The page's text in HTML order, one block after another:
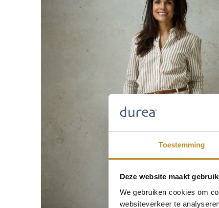
Toestemming
Deze website maakt
We gebruiken cookies om
websiteverkeer te